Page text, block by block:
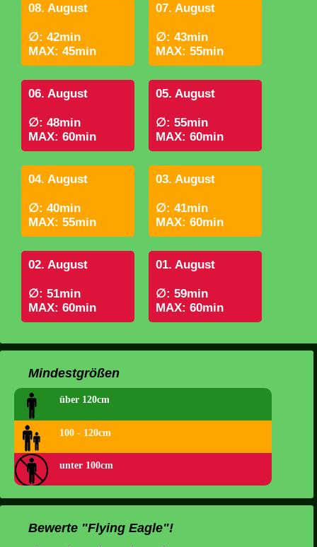
08. August
∅: 42min
MAX: 45min
07. August
∅: 43min
MAX: 55min
06. August
∅: 48min
MAX: 60min
05. August
∅: 55min
MAX: 60min
04. August
∅: 40min
MAX: 55min
03. August
∅: 41min
MAX: 60min
02. August
∅: 51min
MAX: 60min
01. August
∅: 59min
MAX: 60min
Mindestgrößen
über 120cm
100 - 120cm
unter 100cm
Bewerte "Flying Eagle"!